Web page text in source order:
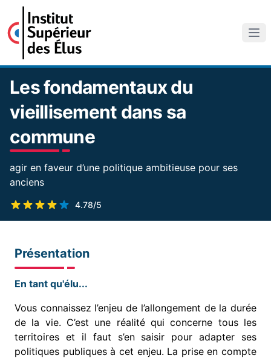
Les fondamentaux du
vieillisement dans sa
commune
agir en faveur d’une politique ambitieuse pour ses
anciens
4.78/5
Présentation
En tant qu'élu...
Vous connaissez l’enjeu de l’allongement de la durée
de la vie. C’est une réalité qui concerne tous les
territoires et il faut s’en saisir pour adapter ses
politiques publiques à cet enjeu. La prise en compte